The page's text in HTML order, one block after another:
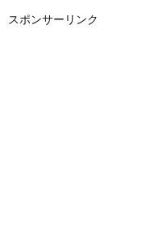
スポンサーリンク